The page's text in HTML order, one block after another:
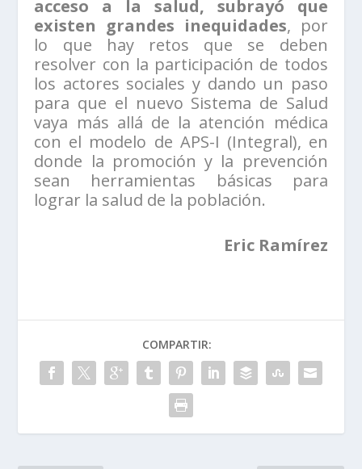
acceso a la salud, subrayó que
existen grandes inequidades, por
lo que hay retos que se deben
resolver con la participación de todos
los actores sociales y dando un paso
para que el nuevo Sistema de Salud
vaya más allá de la atención médica
con el modelo de APS-I (Integral), en
donde la promoción y la prevención
sean herramientas básicas para
lograr la salud de la población.
Eric Ramírez
COMPARTIR: